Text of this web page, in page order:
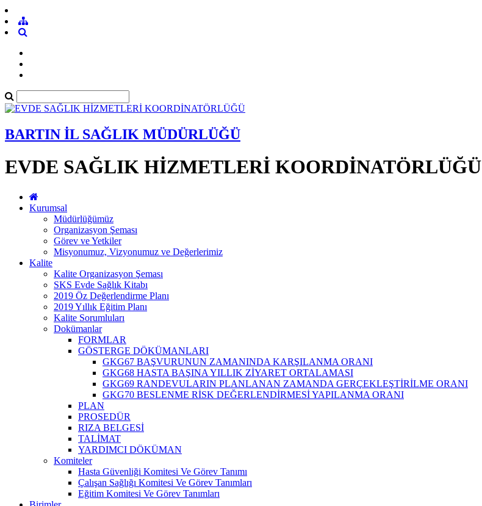
BARTIN İL SAĞLIK MÜDÜRLÜĞÜ
EVDE SAĞLIK HİZMETLERİ KOORDİNATÖRLÜĞÜ
Kurumsal
Müdürlüğümüz
Organizasyon Şeması
Görev ve Yetkiler
Misyonumuz, Vizyonumuz ve Değerlerimiz
Kalite
Kalite Organizasyon Şeması
SKS Evde Sağlık Kitabı
2019 Öz Değerlendirme Planı
2019 Yıllık Eğitim Planı
Kalite Sorumluları
Dokümanlar
FORMLAR
GÖSTERGE DÖKÜMANLARI
GKG67 BAŞVURUNUN ZAMANINDA KARŞILANMA ORANI
GKG68 HASTA BAŞINA YILLIK ZİYARET ORTALAMASI
GKG69 RANDEVULARIN PLANLANAN ZAMANDA GERÇEKLEŞTİRİLME ORANI
GKG70 BESLENME RİSK DEĞERLENDİRMESİ YAPILANMA ORANI
PLAN
PROSEDÜR
RIZA BELGESİ
TALİMAT
YARDIMCI DÖKÜMAN
Komiteler
Hasta Güvenliği Komitesi Ve Görev Tanımı
Çalışan Sağlığı Komitesi Ve Görev Tanımları
Eğitim Komitesi Ve Görev Tanımları